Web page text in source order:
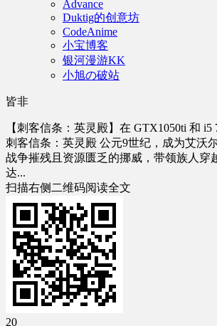
Advance
Duktig的创意坊
CodeAnime
小宝博客
银河漫游KK
小旭の破站
皆非
【刺客信条：英灵殿】在 GTX1050ti 和 i5
刺客信条：英灵殿 公元9世纪，成为艾沃
战争摧残且资源匮乏的挪威，带领族人穿
达...
扫描右侧二维码阅读全文
20